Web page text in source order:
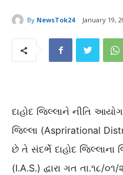
By NewsTok24 January 19,
દાહોદ જિલ્લાને નીતિ આયોગ
જિલ્લા (Asprirational
છે તે સંદર્ભે દાહોદ જિલ્લાના
(I.A.S.) દ્વારા ગત તા.૧૮/